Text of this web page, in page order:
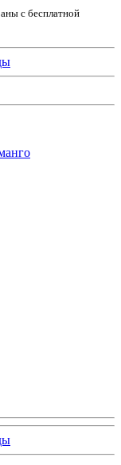
с бесплатной